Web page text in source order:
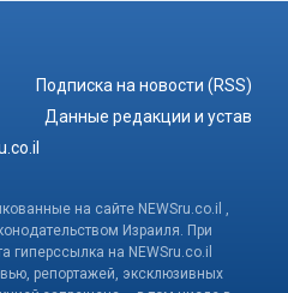
Подписка на новости (RSS)
Данные редакции и устав
на сайте NEWSru.co.il ,
Израиля. При
гиперссылка на NEWSru.co.il
репортажей, эксклюзивных